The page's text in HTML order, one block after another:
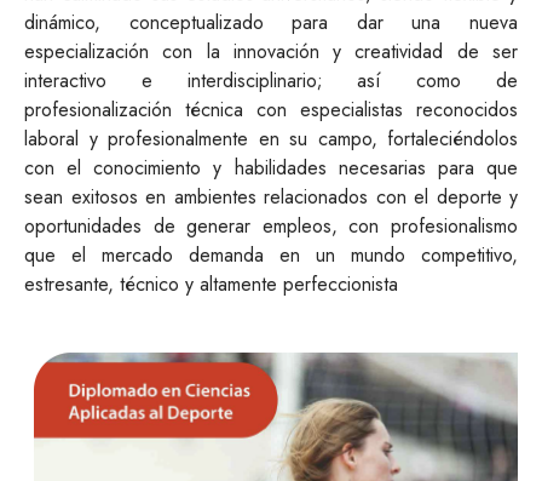
dinámico, conceptualizado para dar una nueva
especialización con la innovación y creatividad de ser
interactivo e interdisciplinario; así como de
profesionalización técnica con especialistas reconocidos
laboral y profesionalmente en su campo, fortaleciéndolos
con el conocimiento y habilidades necesarias para que
sean exitosos en ambientes relacionados con el deporte y
oportunidades de generar empleos, con profesionalismo
que el mercado demanda en un mundo competitivo,
estresante, técnico y altamente perfeccionista